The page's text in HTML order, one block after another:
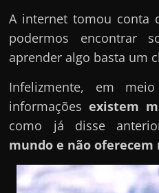
A internet tomou conta
podermos encontrar
aprender algo basta um
Infelizmente, em
informaçõesexistem
como já disse
mundo e não oferecem